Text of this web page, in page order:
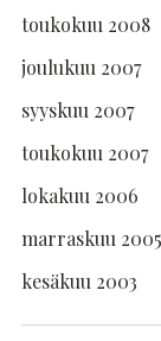
toukokuu 2008
joulukuu 2007
syyskuu 2007
toukokuu 2007
lokakuu 2006
marraskuu 2005
kesäkuu 2003